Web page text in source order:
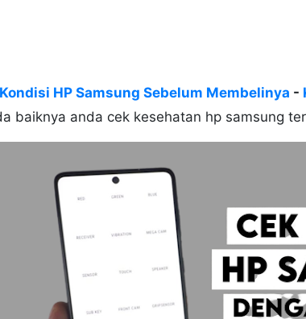
HP Samsung Sebelum Membelinya -
baiknya anda cek kesehatan hp samsung